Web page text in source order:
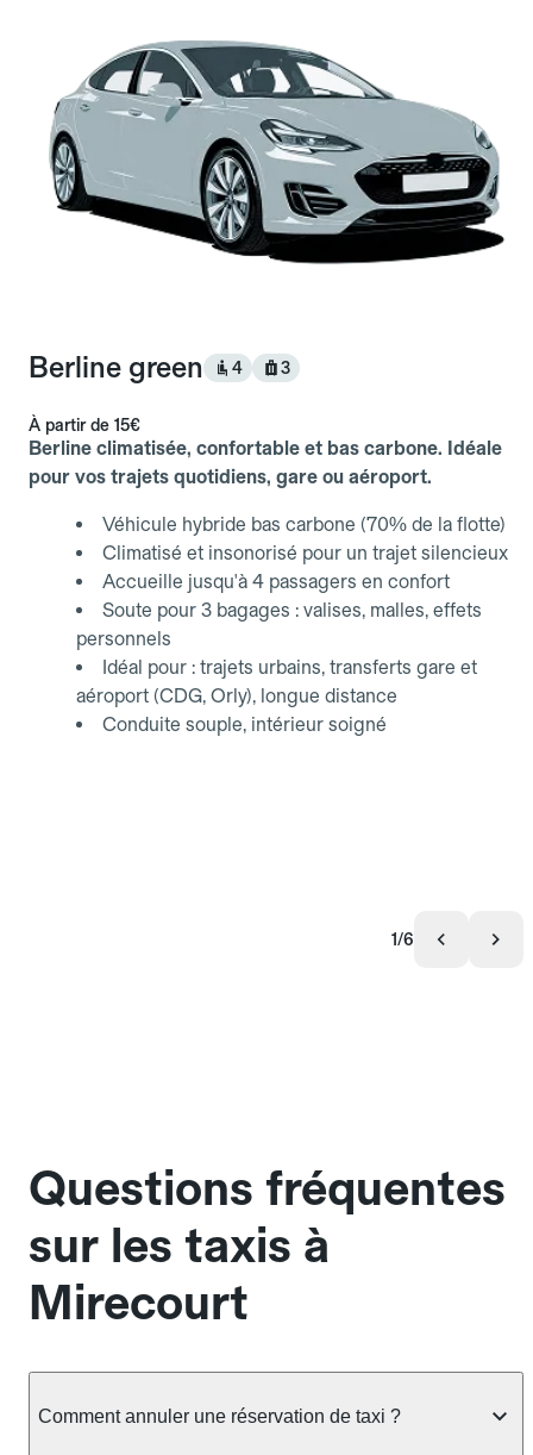
Berline green 4 3
À partir de 15€
Berline climatisée, confortable et bas carbone. Idéale
pour vos trajets quotidiens, gare ou aéroport.
Véhicule hybride bas carbone (70% de la flotte)
Climatisé et insonorisé pour un trajet silencieux
Accueille jusqu'à 4 passagers en confort
Soute pour 3 bagages : valises, malles, effets
personnels
Idéal pour : trajets urbains, transferts gare et
aéroport (CDG, Orly), longue distance
Conduite souple, intérieur soigné
1/6
Questions fréquentes
sur les taxis à
Mirecourt
Comment annuler une réservation de taxi ?